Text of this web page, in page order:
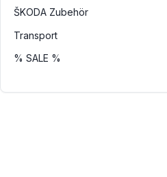
ŠKODA Zubehör
Transport
% SALE %